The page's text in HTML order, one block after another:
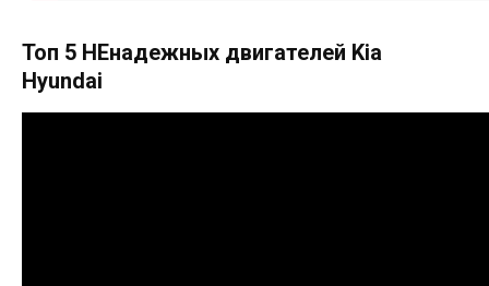
Топ 5 НЕнадежных двигателей Kia
Hyundai